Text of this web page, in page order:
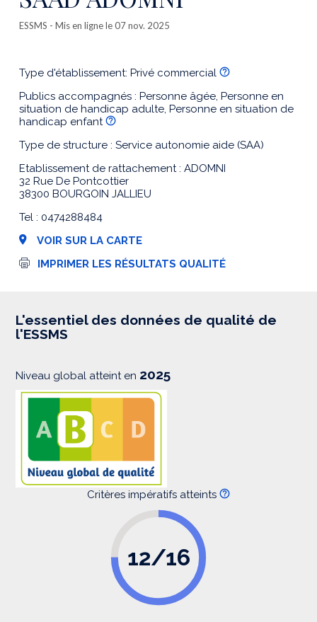
ESSMS - Mis en ligne le 07 nov. 2025
Type d'établissement: Privé commercial
Publics accompagnés : Personne âgée, Personne en
situation de handicap adulte, Personne en situation de
handicap enfant
Type de structure : Service autonomie aide (SAA)
Etablissement de rattachement : ADOMNI
32 Rue De Pontcottier
38300 BOURGOIN JALLIEU
Tel : 0474288484
VOIR SUR LA CARTE
I
s
i
IMPRIMER LES RÉSULTATS QUALITÉ
L'essentiel des données de qualité de
l'ESSMS
Niveau global atteint en 2025
Critères impératifs atteints
12/16